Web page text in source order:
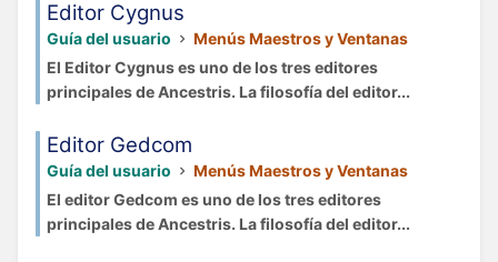
Editor Cygnus
Guía del usuario
Menús Maestros y Ventanas
El Editor Cygnus es uno de los tres editores
principales de Ancestris. La filosofía del editor...
Editor Gedcom
Guía del usuario
Menús Maestros y Ventanas
El editor Gedcom es uno de los tres editores
principales de Ancestris. La filosofía del editor...